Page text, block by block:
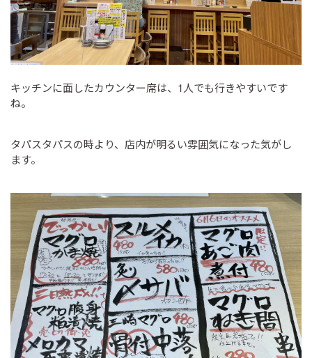
キッチンに面したカウンター席は、1人でも行きやすいです
ね。
タパスタパスの時より、店内が明るい雰囲気になった気がし
ます。